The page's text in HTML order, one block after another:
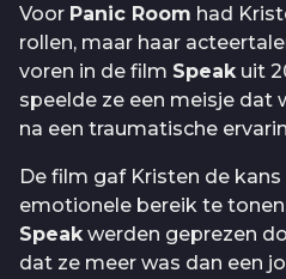
Voor Panic Room had
rollen, maar haar
voren in de film Speak uit
speelde ze een meisje
na een traumatische
De film gaf Kristen de
emotionele bereik te
Speakwerden geprezen
dat ze meer was dan een